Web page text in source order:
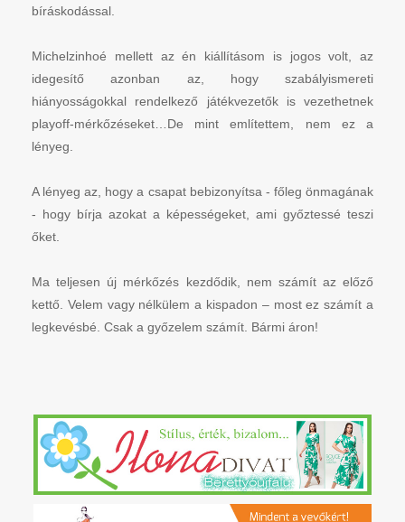
bíráskodással.
Michelzinhoé mellett az én kiállításom is jogos volt, az
idegesítő azonban az, hogy szabályismereti
hiányosságokkal rendelkező játékvezetők is vezethetnek
playoff-mérkőzéseket…De mint említettem, nem ez a
lényeg.
A lényeg az, hogy a csapat bebizonyítsa - főleg önmagának
- hogy bírja azokat a képességeket, ami győztessé teszi
őket.
Ma teljesen új mérkőzés kezdődik, nem számít az előző
kettő. Velem vagy nélkülem a kispadon – most ez számít a
legkevésbé. Csak a győzelem számít. Bármi áron!